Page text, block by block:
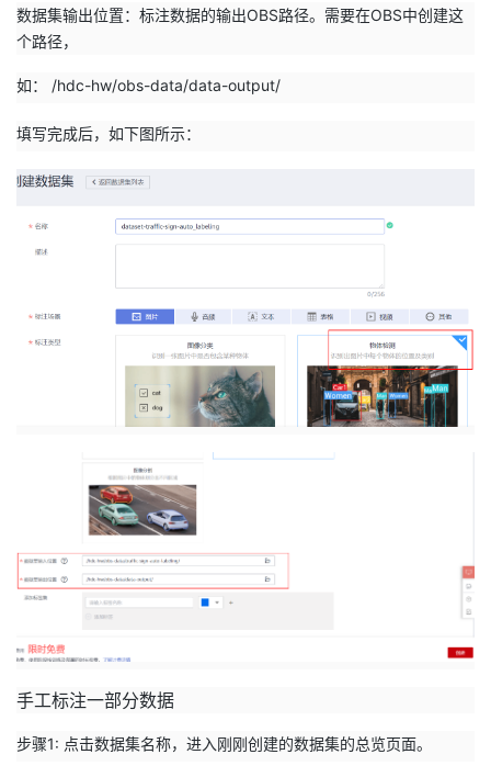
数据集输出位置：标注数据的输出OBS路径。需要在OBS中创建这
个路径，
如： /hdc-hw/obs-data/data-output/
填写完成后，如下图所示：
手工标注一部分数据
步骤1: 点击数据集名称，进入刚刚创建的数据集的总览页面。